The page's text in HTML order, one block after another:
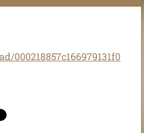
000218857c166979131f0